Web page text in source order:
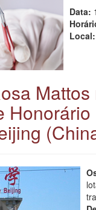
Data:
Local: